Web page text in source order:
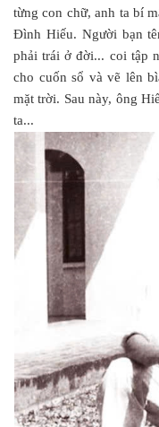
từng con chữ, anh ta bí
Đình Hiếu. Người bạn
phải trái ở đời... coi tập
cho cuốn sổ và vẽ lên
mặt trời. Sau này, ông
ta...